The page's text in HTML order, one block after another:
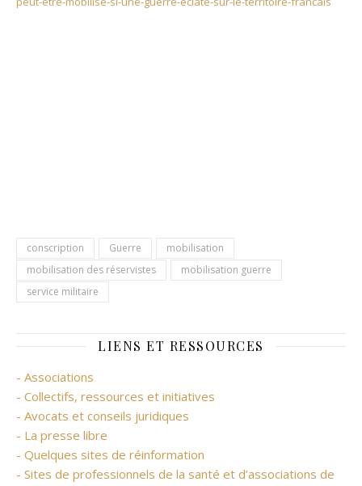
conscription Guerre
mobilisation
mobilisation des réservistes
mobilisation guerre
service militaire
LIENS ET RESSOURCES
- Associations
- Collectifs, ressources et initiatives
- Avocats et conseils juridiques
- La presse libre
- Quelques sites de réinformation
- Sites de professionnels de la santé et d’associations de